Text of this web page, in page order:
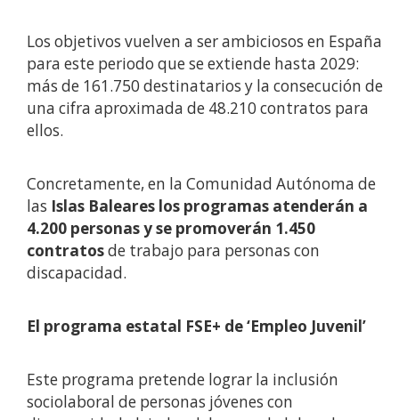
Los objetivos vuelven a ser ambiciosos en España
para este periodo que se extiende hasta 2029:
más de 161.750 destinatarios y la consecución de
una cifra aproximada de 48.210 contratos para
ellos.
Concretamente, en la Comunidad Autónoma de
las Islas Baleares los programas atenderán a
4.200 personas y se promoverán 1.450
contratosde trabajo para personas con
discapacidad.
El programa estatal FSE+ de ‘Empleo Juvenil’
Este programa pretende lograr la inclusión
sociolaboral de personas jóvenes con